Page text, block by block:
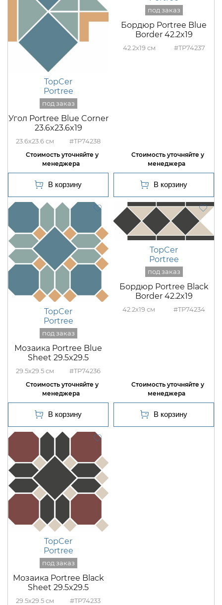
TopCer
Portree
Угол Portree Blue Corner
23.6x23.6x19
23.6x23.6 #TP74238
Бордюр Portree Blue
Border 42.2x19
42.2x19 #TP74237
TopCer
Portree
Мозаика Portree Blue
Sheet 29.5x29.5
29.5x29.5 #TP74236
TopCer
Portree
Бордюр Portree Black
Border 42.2x19
42.2x19 #TP74234
TopCer
Portree
Мозаика Portree Black
Sheet 29.5x29.5
29.5x29.5 #TP74233